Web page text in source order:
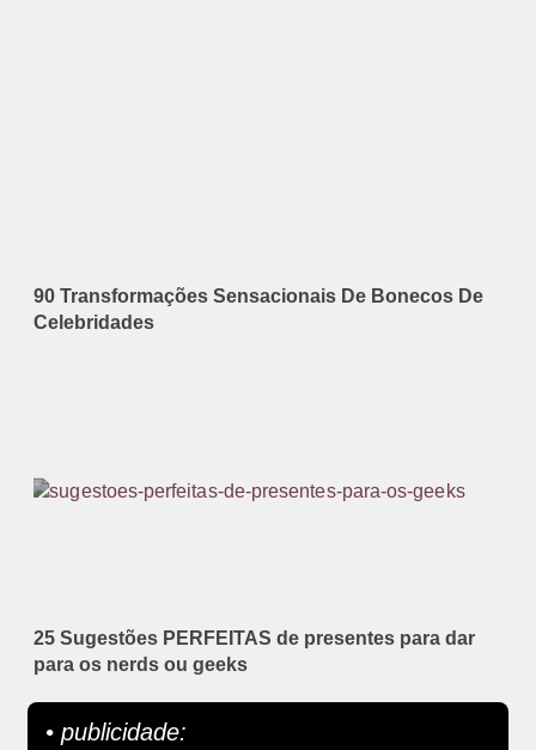
90 Transformações Sensacionais De Bonecos De
Celebridades
25 Sugestões PERFEITAS de presentes para dar
para os nerds ou geeks
• publicidade: